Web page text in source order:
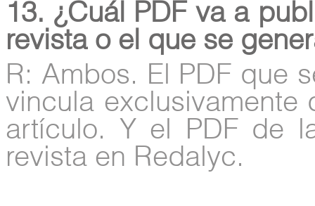
13. ¿Cuál PDF va a
revista o el que se
R: Ambos. El PDF que
vincula exclusivamente
artículo. Y el PDF de
revista en Redalyc.